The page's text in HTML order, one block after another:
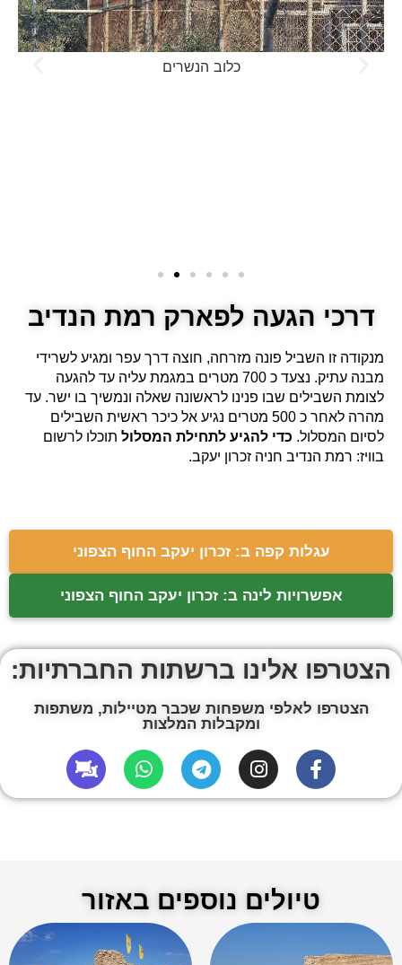
כלוב הנשרים
דרכי הגעה לפארק רמת הנדיב
מנקודה זו השביל פונה מזרחה, חוצה דרך עפר ומגיע לשרידי
מבנה עתיק. נצעד כ 700 מטרים במגמת עליה עד להגעה
לצומת השבילים שבו פנינו לראשונה שאלה ונמשיך בו ישר. עד
מהרה לאחר כ 500 מטרים נגיע אל כיכר ראשית השבילים
לסיום המסלול. כדי להגיע לתחילת המסלול תוכלו לרשום
בוויז: רמת הנדיב חניה זכרון יעקב.
עגלות קפה ב: זכרון יעקב החוף הצפוני
אפשרויות לינה ב: זכרון יעקב החוף הצפוני
הצטרפו אלינו ברשתות החברתיות:
הצטרפו לאלפי משפחות שכבר מטיילות, משתפות
ומקבלות המלצות
טיולים נוספים באזור